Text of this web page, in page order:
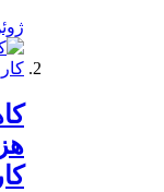
ژوئن 22,